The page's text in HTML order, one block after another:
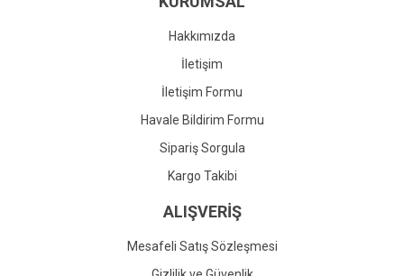
Gönder
Hakkımızda
İletişim
İletişim Formu
Havale Bildirim Formu
Sipariş Sorgula
Kargo Takibi
ALIŞVERİŞ
Mesafeli Satış Sözleşmesi